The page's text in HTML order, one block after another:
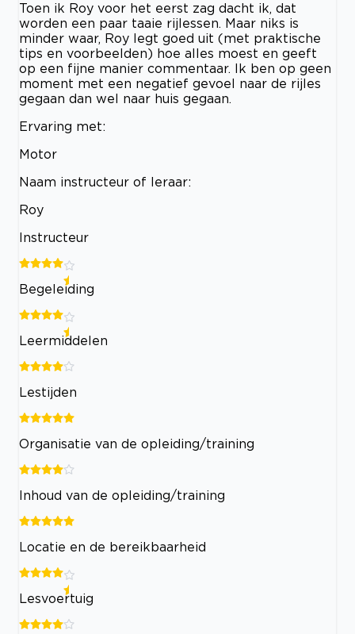
Toen ik Roy voor het eerst zag dacht ik, dat
worden een paar taaie rijlessen. Maar niks is
minder waar, Roy legt goed uit (met praktische
tips en voorbeelden) hoe alles moest en geeft
op een fijne manier commentaar. Ik ben op geen
moment met een negatief gevoel naar de rijles
gegaan dan wel naar huis gegaan.
Ervaring met:
Motor
Naam instructeur of leraar:
Roy
Instructeur
Begeleiding
Leermiddelen
Lestijden
Organisatie van de opleiding/training
Inhoud van de opleiding/training
Locatie en de bereikbaarheid
Lesvoertuig